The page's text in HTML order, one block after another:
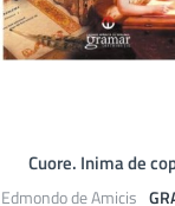
Edmondo de Amicis
Cuore. Inima de